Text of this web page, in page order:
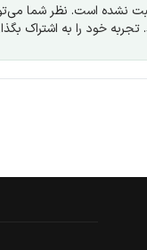
نشده است. نظر شما
تجربه خود را به اشتراک